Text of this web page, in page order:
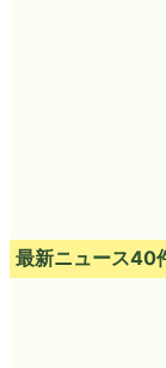
最新ニュース40